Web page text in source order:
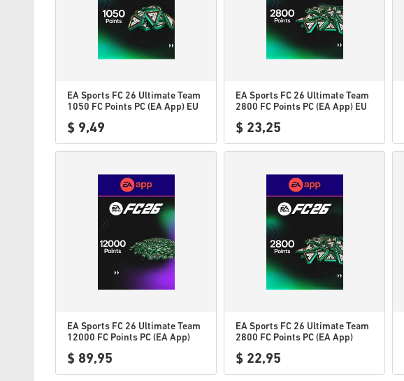
EA Sports FC 26 Ultimate Team
1050 FC Points PC (EA App) EU
$ 9,49
EA Sports FC 26 Ultimate Team
2800 FC Points PC (EA App) EU
$ 23,25
EA Sports FC 26 Ultimate Team
12000 FC Points PC (EA App)
$ 89,95
EA Sports FC 26 Ultimate Team
2800 FC Points PC (EA App)
$ 22,95